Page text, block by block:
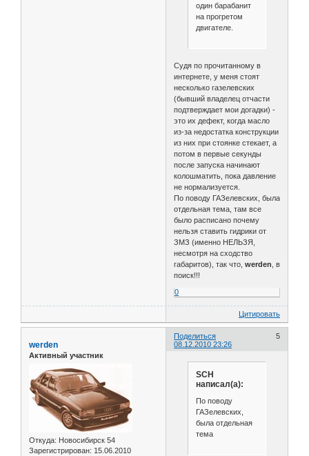
один барабанит
на прогретом
двигателе.
Судя по прочитанному в
интернете, у меня стоят
несколько газелевских
(бывший владелец отчасти
подтверждает мои догадки) -
это их дефект, когда масло
из-за недостатка конструкции
из них при стоянке стекает, а
потом в первые секунды
после запуска начинают
колошматить, пока давление
не нормализуется.
По поводу ГАЗелевских, была
отдельная тема, там все
было расписано почему
нельзя ставить гидрики от
ЗМЗ (именно НЕЛЬЗЯ,
несмотря на сходство
габаритов), так что,werden , в
поиск!!!
0
Цитировать
Поделиться
5
08.12.2010 23:26
werden
Активный участник
Откуда: Новосибирск 54
Зарегистрирован: 15.06.2010
SCH
написал(а):
По поводу
ГАЗелевских,
была отдельная
тема